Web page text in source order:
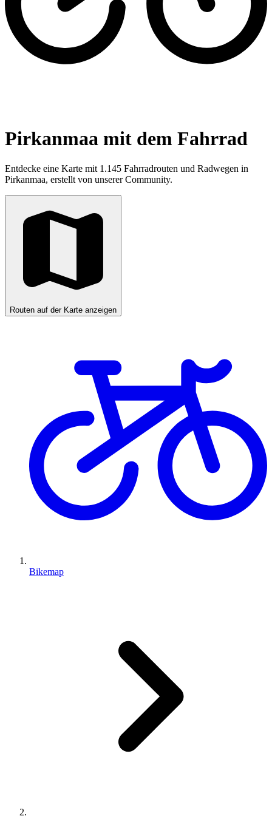
Pirkanmaa mit dem Fahrrad
Entdecke eine Karte mit 1.145 Fahrradrouten und Radwegen in
Pirkanmaa, erstellt von unserer Community.
Routen auf der Karte anzeigen
Bikemap